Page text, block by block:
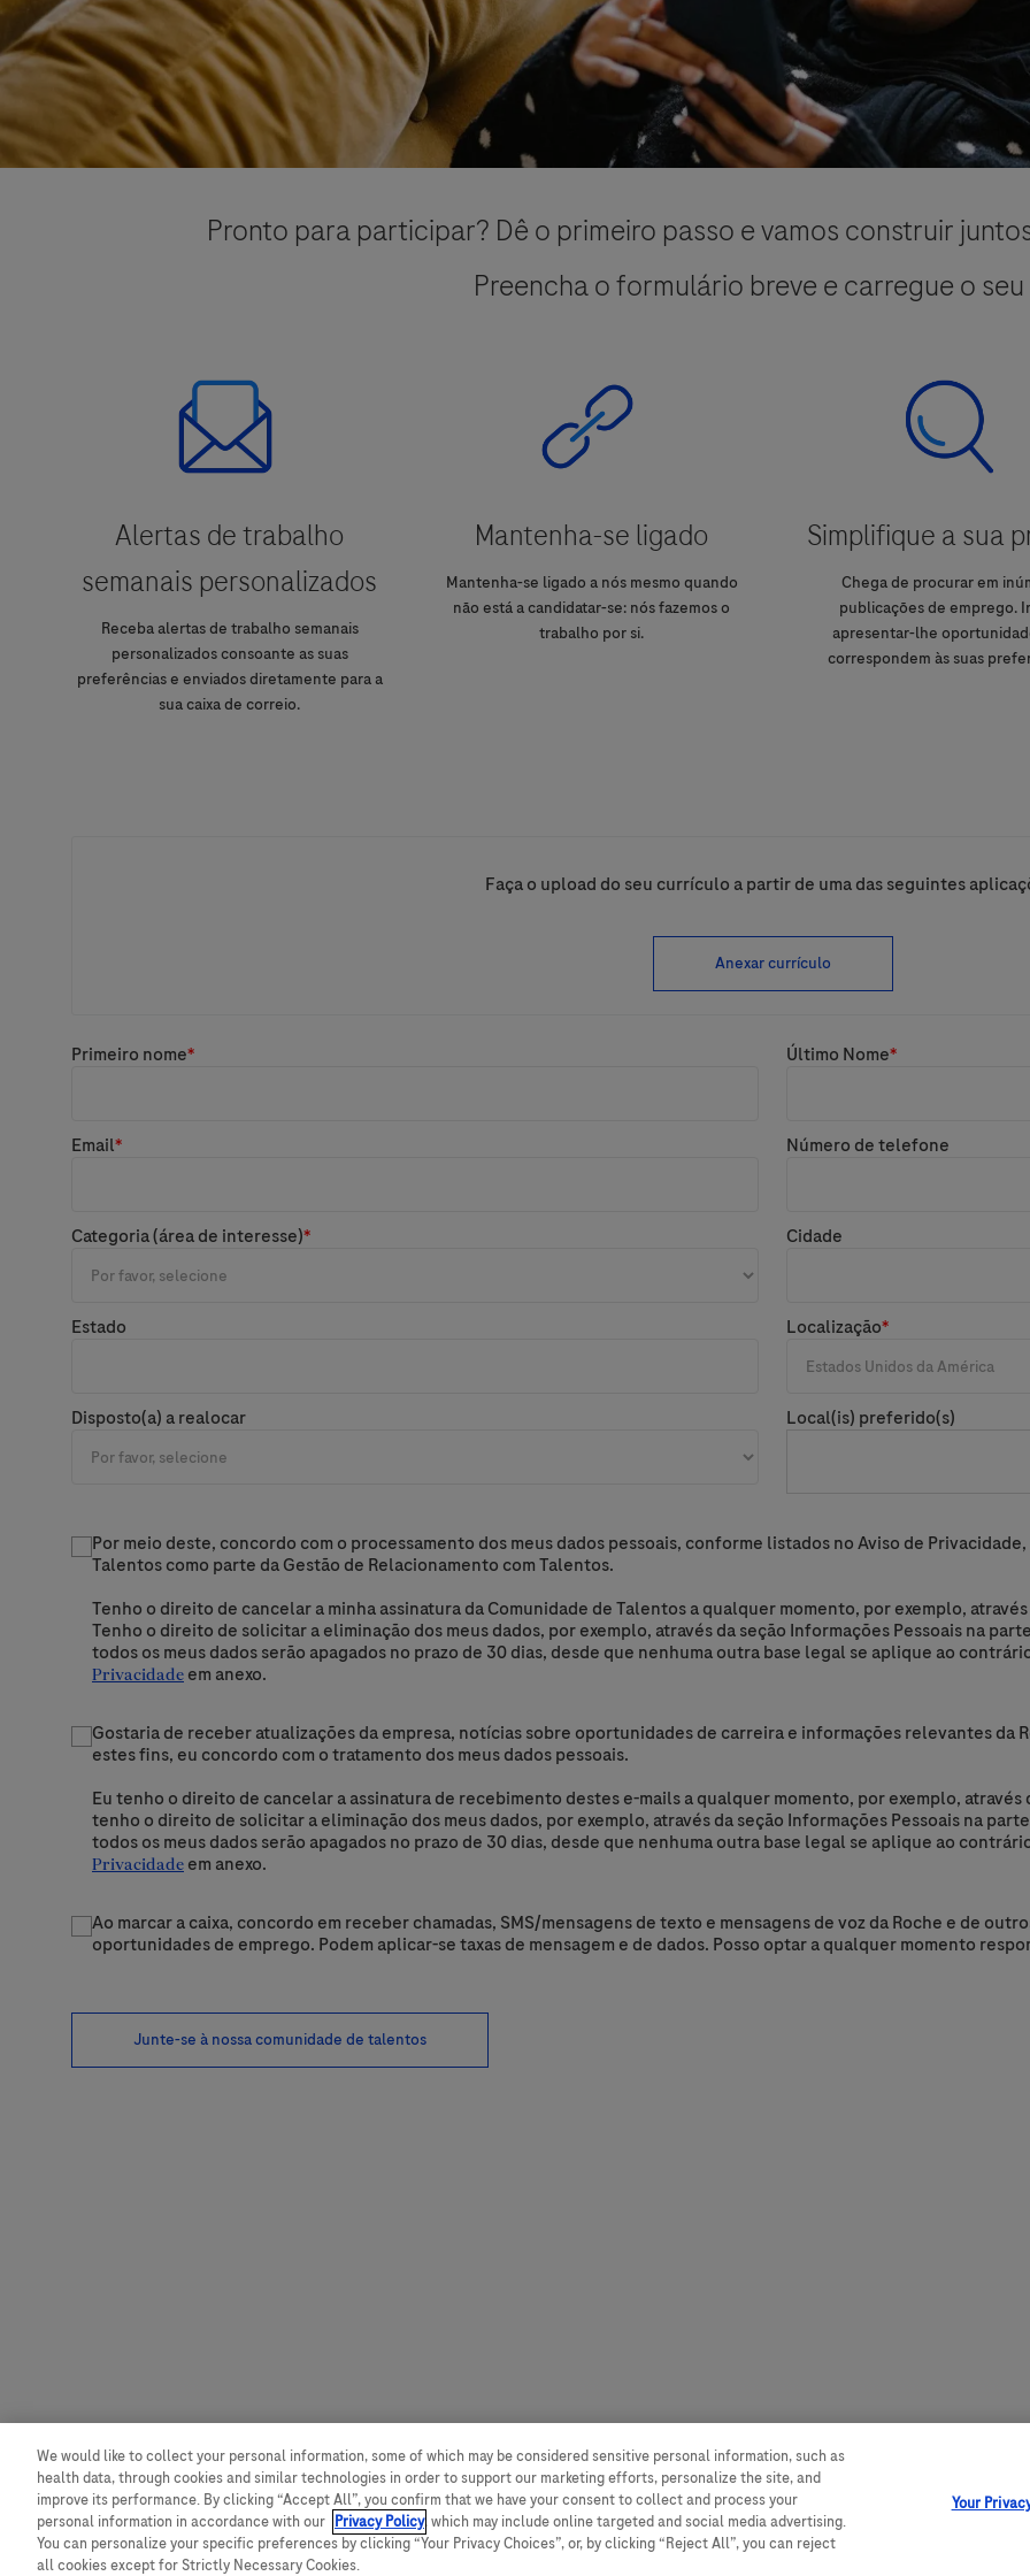
Pronto para participar? Dê o primeiro passo e vamos construir
Preencha o formulário breve e carregue o seu
Alertas de trabalho
semanais personalizados
Receba alertas de trabalho semanais
personalizados consoante as suas
preferências e enviados diretamente para a
sua caixa de correio.
Mantenha-se ligado
Mantenha-se ligado a nós mesmo quando
não está a candidatar-se: nós fazemos o
trabalho por si.
Simplifique a sua
Chega de procurar em
publicações de emprego.
apresentar-lhe
correspondem às suas
Upload options
Faça o upload do seu currículo a partir de uma das seguintes
Anexar currículo
Primeiro nome* Último Nome*
Email* Número de telefone
Categoria (área de interesse)* Cidade
Estado Localização*
Disposto(a) a realocar
Local(is) preferido(s)
Por meio deste, concordo com o processamento dos meus dados pessoais, conforme listados no Aviso de
Talentos como parte da Gestão de Relacionamento com Talentos.
Tenho o direito de cancelar a minha assinatura da Comunidade de Talentos a qualquer momento, por exemplo,
Tenho o direito de solicitar a eliminação dos meus dados, por exemplo, através da seção Informações Pessoais na
todos os meus dados serão apagados no prazo de 30 dias, desde que nenhuma outra base legal se aplique ao
Privacidade em anexo.
Gostaria de receber atualizações da empresa, notícias sobre oportunidades de carreira e informações relevantes da
estes fins, eu concordo com o tratamento dos meus dados pessoais.
Eu tenho o direito de cancelar a assinatura de recebimento destes e-mails a qualquer momento, por exemplo,
tenho o direito de solicitar a eliminação dos meus dados, por exemplo, através da seção Informações Pessoais na
todos os meus dados serão apagados no prazo de 30 dias, desde que nenhuma outra base legal se aplique ao
Privacidade em anexo.
Ao marcar a caixa, concordo em receber chamadas, SMS/mensagens de texto e mensagens de voz da Roche e de
oportunidades de emprego. Podem aplicar-se taxas de mensagem e de dados. Posso optar a qualquer momento
Junte-se à nossa comunidade de talentos
We would like to collect your personal information, some of which may be considered sensitive personal information, such as
health data, through cookies and similar technologies in order to support our marketing efforts, personalize the site, and
improve its performance. By clicking “Accept All”, you confirm that we have your consent to collect and process your
personal information in accordance with our Privacy Policy, which may include online targeted and social media advertising.
You can personalize your specific preferences by clicking “Your Privacy Choices”, or, by clicking “Reject All”, you can reject
all cookies except for Strictly Necessary Cookies.
Your